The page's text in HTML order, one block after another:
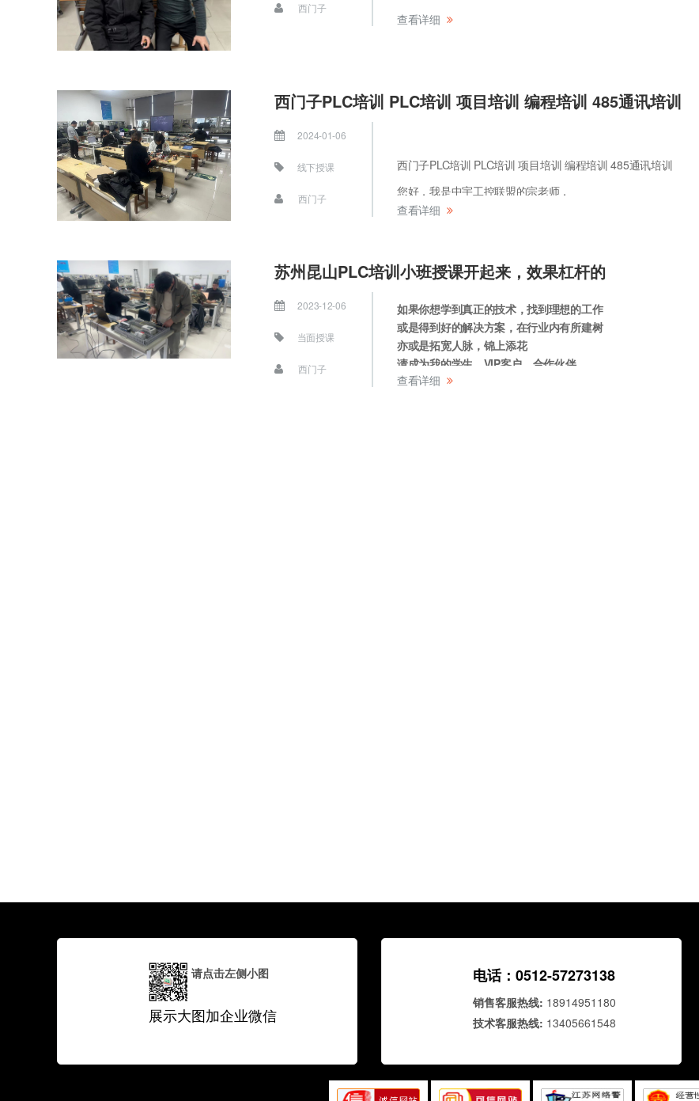
想要学习PLC的朋友们有所帮助。
了解PLC的基本概念：PLC（可编程逻辑控制器）是一种专门为
用而设计的数字运算操作电子系统。它采用一种可编程的存储器
存储执行逻辑运算、顺序控制、定时、计数和算术运算等操作的
望以上内容对大家有所帮助。
课，控制学习人数，每年只培养2-30名优秀学员。
西门子
查看详细
西门子PLC培训 PLC培训 项目培训 编程培训 485通讯培训
2024-01-06
线下授课
西门子
西门子PLC培训 PLC培训 项目培训 编程培训 485通讯培训
您好，我是中宇工控联盟的宗老师，
谢谢点赞支持，本人2002年来到昆山，
技术和教学能力非常自信，请您绝对放心，
有任何需要咨询的请立即关注我私聊啊
查看详细
苏州昆山PLC培训小班授课开起来，效果杠杆的
2023-12-06
当面授课
西门子
如果你想学到真正的技术，找到理想的工作
或是得到好的解决方案，在行业内有所建树
亦或是拓宽人脉，锦上添花
请成为我的学生、VIP客户、合作伙伴
我是中宇工控宗老师，自动化行业经验20年
查看详细
请点击左侧小图
展示大图加企业微信
电话：0512-57273138
销售客服热线: 18914951180
技术客服热线: 13405661548